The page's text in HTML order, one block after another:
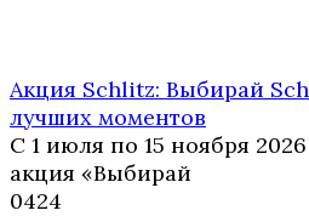
Акция Schlitz: Выбирай
лучших моментов
С 1 июля по 15 ноября
акция «Выбирай
0424